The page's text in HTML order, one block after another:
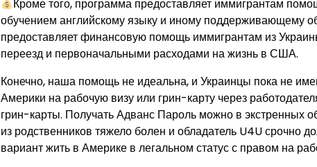
Кроме того, программа предоставляет иммигрантам
обучением английскому языку и иному поддерживающему
предоставляет финансовую помощь иммигрантам из
переезд и первоначальными расходами на жизнь в США.
Конечно, наша помощь не идеальна, и Украинцы пока не
Америки на рабочую визу или грин-карту через
грин-карты. Получать Адванс Пароль можно в экстренных
из родственников тяжело болен и обладатель U4U срочно
вариант жить в Америке в легальном статус с правом на